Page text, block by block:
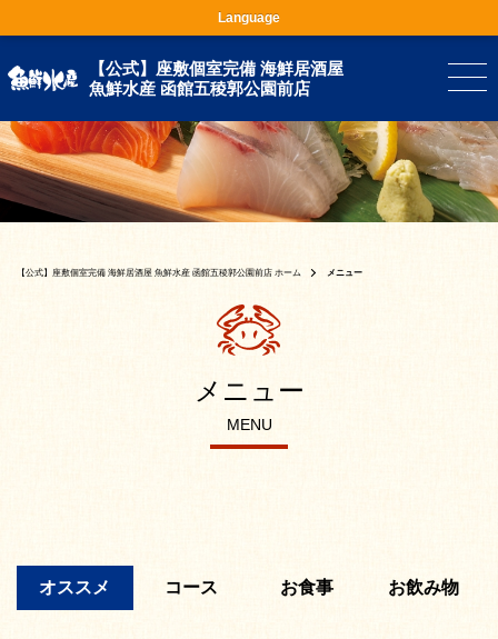
【公式】座敷個室完備 海鮮居酒屋
魚鮮水産 函館五稜郭公園前店
【公式】座敷個室完備 海鮮居酒屋 魚鮮水産 函館五稜郭公園前店 ホーム メニュー
メニュー
MENU
オススメ コース お食事 お飲み物
Language